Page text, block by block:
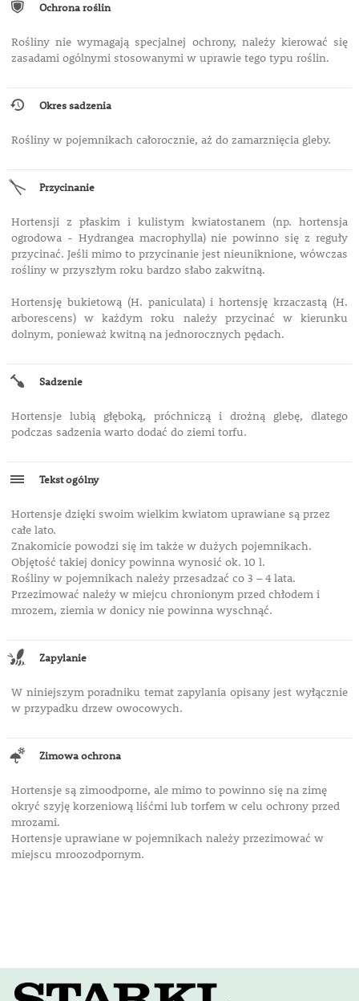
Ochrona roślin
Rośliny nie wymagają specjalnej ochrony, należy kierować się
zasadami ogólnymi stosowanymi w uprawie tego typu roślin.
Okres sadzenia
Rośliny w pojemnikach całorocznie, aż do zamarznięcia gleby.
Przycinanie
Hortensji z płaskim i kulistym kwiatostanem (np. hortensja
ogrodowa - Hydrangea macrophylla) nie powinno się z reguły
przycinać. Jeśli mimo to przycinanie jest nieuniknione, wówczas
rośliny w przyszłym roku bardzo słabo zakwitną.
Hortensję bukietową (H. paniculata) i hortensję krzaczastą (H.
arborescens) w każdym roku należy przycinać w kierunku
dolnym, ponieważ kwitną na jednorocznych pędach.
Sadzenie
Hortensje lubią głęboką, próchniczą i drożną glebę, dlatego
podczas sadzenia warto dodać do ziemi torfu.
Tekst ogólny
Hortensje dzięki swoim wielkim kwiatom uprawiane są przez
całe lato.
Znakomicie powodzi się im także w dużych pojemnikach.
Objętość takiej donicy powinna wynosić ok. 10 l.
Rośliny w pojemnikach należy przesadzać co 3 – 4 lata.
Przezimować należy w miejcu chronionym przed chłodem i
mrozem, ziemia w donicy nie powinna wyschnąć.
Zapylanie
W niniejszym poradniku temat zapylania opisany jest wyłącznie
w przypadku drzew owocowych.
Zimowa ochrona
Hortensje są zimoodporne, ale mimo to powinno się na zimę
okryć szyję korzeniową liśćmi lub torfem w celu ochrony przed
mrozami.
Hortensje uprawiane w pojemnikach należy przezimować w
miejscu mroozodpornym.